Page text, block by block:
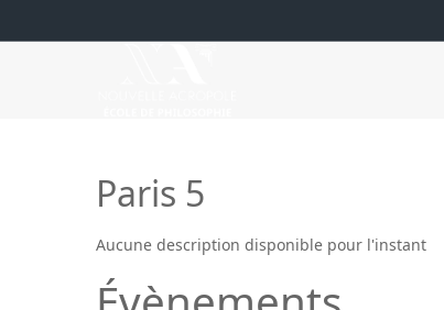
Paris 5
Aucune description disponible pour l'instant